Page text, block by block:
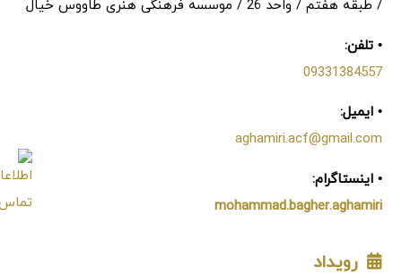
/ طبقه هفتم / واحد 26 / موسسه فرهنگی هنری طاووس خیال
• تلفن:
09331384557
• ایمیل:
aghamiri.acf@gmail.com
• اینستاگرام:
mohammad.bagher.aghamiri
رویداد